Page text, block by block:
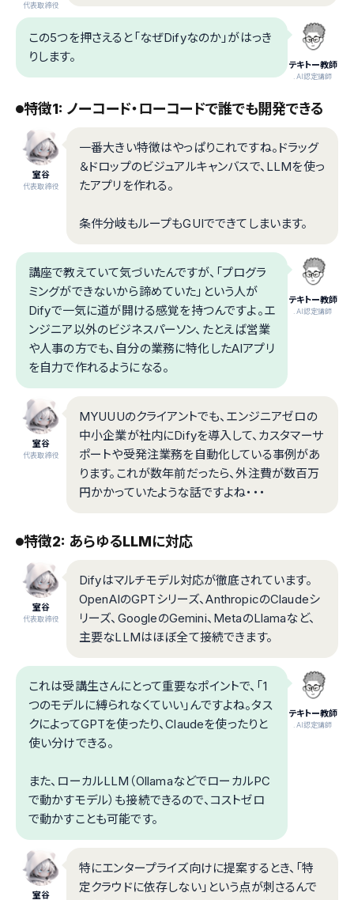
代表取締役
テキトー教師
.AI認定講師
この5つを押さえると「なぜDifyなのか」がはっき
りします。
特徴1: ノーコード・ローコードで誰でも開発できる
室谷
代表取締役
一番大きい特徴はやっぱりこれですね。ドラッグ
＆ドロップのビジュアルキャンバスで、LLMを使っ
たアプリを作れる。
条件分岐もループもGUIでできてしまいます。
テキトー教師
.AI認定講師
講座で教えていて気づいたんですが、「プログラ
ミングができないから諦めていた」という人が
Difyで一気に道が開ける感覚を持つんですよ。エ
ンジニア以外のビジネスパーソン、たとえば営業
や人事の方でも、自分の業務に特化したAIアプリ
を自力で作れるようになる。
室谷
代表取締役
MYUUUのクライアントでも、エンジニアゼロの
中小企業が社内にDifyを導入して、カスタマーサ
ポートや受発注業務を自動化している事例があ
ります。これが数年前だったら、外注費が数百万
円かかっていたような話ですよね・・・
特徴2: あらゆるLLMに対応
室谷
代表取締役
Difyはマルチモデル対応が徹底されています。
OpenAIのGPTシリーズ、AnthropicのClaudeシ
リーズ、GoogleのGemini、MetaのLlamaなど、
主要なLLMはほぼ全て接続できます。
テキトー教師
.AI認定講師
これは受講生さんにとって重要なポイントで、「1
つのモデルに縛られなくていい」んですよね。タス
クによってGPTを使ったり、Claudeを使ったりと
使い分けできる。
また、ローカルLLM（OllamaなどでローカルPC
で動かすモデル）も接続できるので、コストゼロ
で動かすことも可能です。
室谷
特にエンタープライズ向けに提案するとき、「特
定クラウドに依存しない」という点が刺さるんで